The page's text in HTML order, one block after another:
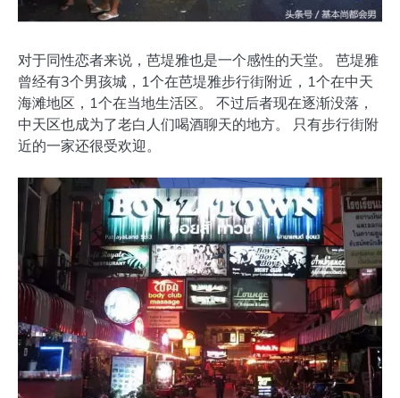
对于同性恋者来说，芭堤雅也是一个感性的天堂。 芭堤雅
曾经有3个男孩城，1个在芭堤雅步行街附近，1个在中天
海滩地区，1个在当地生活区。 不过后者现在逐渐没落，
中天区也成为了老白人们喝酒聊天的地方。 只有步行街附
近的一家还很受欢迎。